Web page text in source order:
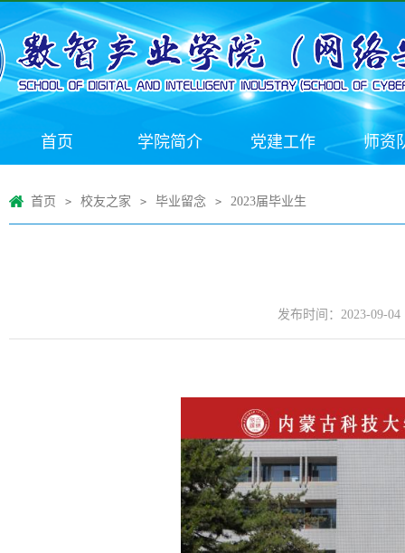
首页 学院简介 党建工作 师资
首页 > 校友之家 > 毕业留念 > 2023届毕业生
发布时间：2023-09-04